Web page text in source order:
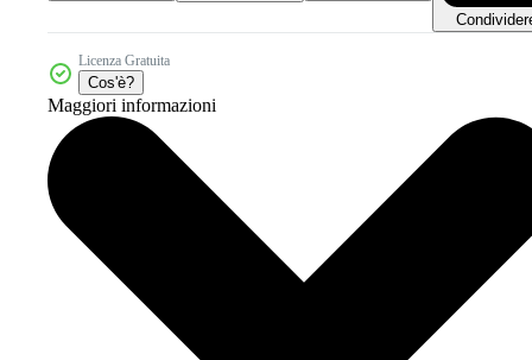
Licenza Gratuita
Cos'è?
Maggiori informazioni